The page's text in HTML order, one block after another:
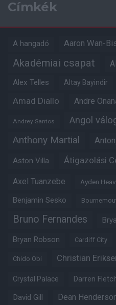
Címkék
A hangadó Aaron Wan-
Akadémiai csapat
Alex Telles Altay Bayindir
Amad Diallo Andre
Andrey Santos Angol
Anthony Martial
Aston Villa Átigazolási
Axel Tuanzebe Ayden
Benjamin Sesko
Bruno Fernandes
Bryan Robson Cardiff City
Chido Obi Christian
Crystal Palace Darren
David Gill Dean